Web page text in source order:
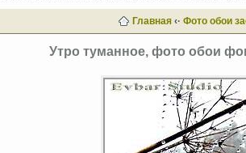
Главная ‹· Фото обои
Утро туманное, фото обои